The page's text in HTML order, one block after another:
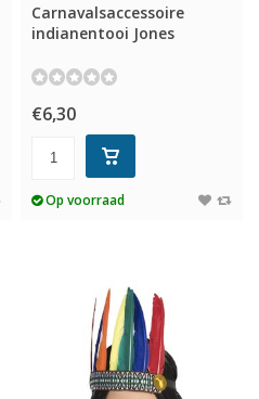
Carnavalsaccessoire
indianentooi Jones
€6,30
Op voorraad